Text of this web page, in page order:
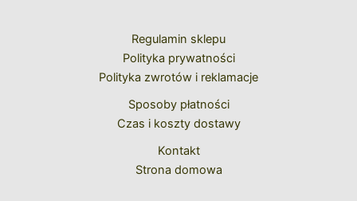
Regulamin sklepu
Polityka prywatności
Polityka zwrotów i reklamacje
Sposoby płatności
Czas i koszty dostawy
Kontakt
Strona domowa